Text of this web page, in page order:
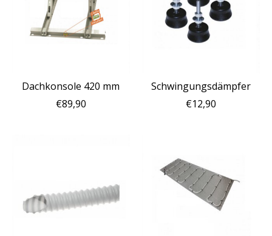
Dachkonsole 420 mm
€89,90
Schwingungsdämpfer
€12,90